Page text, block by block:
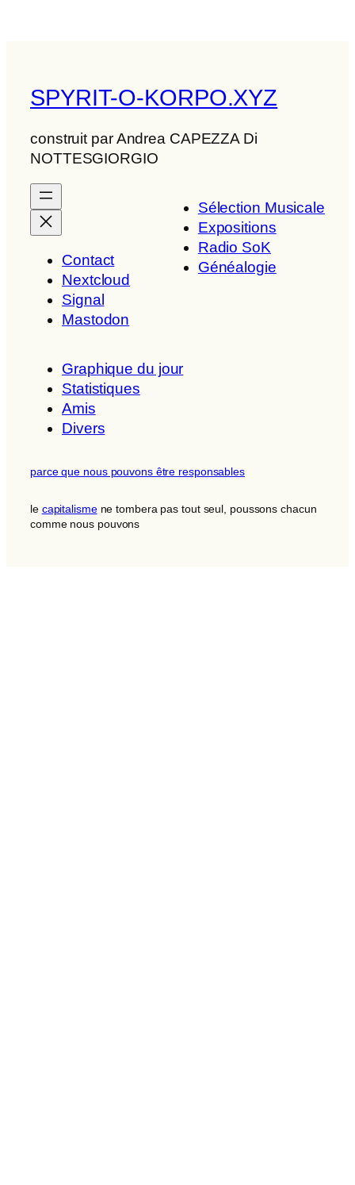
SPYRIT-O-KORPO.XYZ
construit par Andrea CAPEZZA Di
NOTTESGIORGIO
Contact
Nextcloud
Signal
Mastodon
Sélection Musicale
Expositions
Radio SoK
Généalogie
Graphique du jour
Statistiques
Amis
Divers
parce que nous pouvons être responsables
le capitalismene tombera pas tout seul, poussons chacun
comme nous pouvons